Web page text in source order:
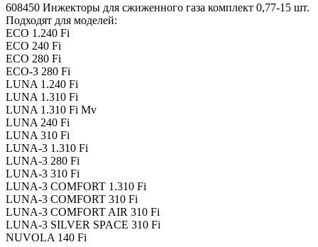
608450 Инжекторы для сжиженного газа комплект 0,77-15 шт.
Подходят для моделей:
ECO 1.240 Fi
ECO 240 Fi
ECO 280 Fi
ECO-3 280 Fi
LUNA 1.240 Fi
LUNA 1.310 Fi
LUNA 1.310 Fi Mv
LUNA 240 Fi
LUNA 310 Fi
LUNA-3 1.310 Fi
LUNA-3 280 Fi
LUNA-3 310 Fi
LUNA-3 COMFORT 1.310 Fi
LUNA-3 COMFORT 310 Fi
LUNA-3 COMFORT AIR 310 Fi
LUNA-3 SILVER SPACE 310 Fi
NUVOLA 140 Fi